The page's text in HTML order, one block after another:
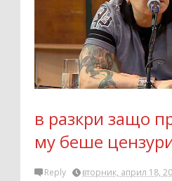
в разкри защо
му беше
Reply вторник, април 18,